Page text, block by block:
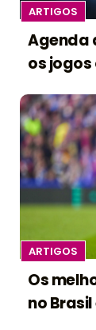
ARTIGOS
Agenda
os
ARTIGOS
Os
no